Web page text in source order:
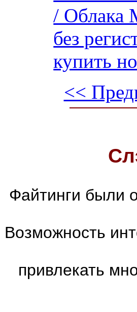
/ Облака
без
купить
<<
Файтинги были
Возможность
привлекать